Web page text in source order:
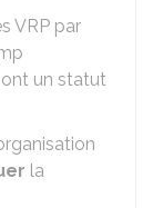
VRP par
un statut
la